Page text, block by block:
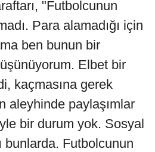
"Futbolcunun
Para alamadığı için
ben bunun bir
Elbet bir
kaçmasına gerek
aleyhinde paylaşımlar
bir durum yok. Sosyal
bunlarda. Futbolcunun